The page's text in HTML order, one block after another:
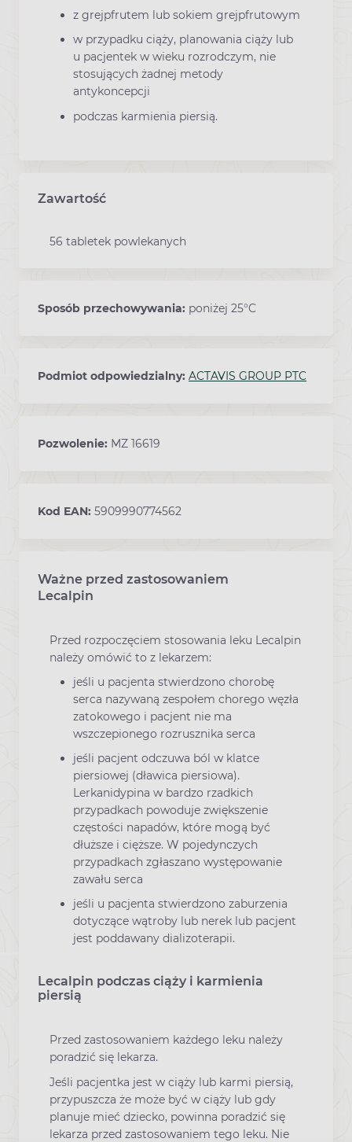
z grejpfrutem lub sokiem grejpfrutowym
w przypadku ciąży, planowania ciąży lub
u pacjentek w wieku rozrodczym, nie
stosujących żadnej metody
antykoncepcji
podczas karmienia piersią.
Zawartość
56 tabletek powlekanych
Sposób przechowywania: poniżej 25°C
Podmiot odpowiedzialny: ACTAVIS GROUP PTC
Pozwolenie: MZ 16619
Kod EAN: 5909990774562
Ważne przed zastosowaniem
Ostrzeżenia dotyczące stosowania leku
Lecalpin
Przed rozpoczęciem stosowania leku Lecalpin
należy omówić to z lekarzem:
jeśli u pacjenta stwierdzono chorobę
serca nazywaną zespołem chorego węzła
zatokowego i pacjent nie ma
wszczepionego rozrusznika serca
jeśli pacjent odczuwa ból w klatce
piersiowej (dławica piersiowa).
Lerkanidypina w bardzo rzadkich
przypadkach powoduje zwiększenie
częstości napadów, które mogą być
dłuższe i cięższe. W pojedynczych
przypadkach zgłaszano występowanie
zawału serca
jeśli u pacjenta stwierdzono zaburzenia
dotyczące wątroby lub nerek lub pacjent
jest poddawany dializoterapii.
Lecalpin podczas ciąży i karmienia
piersią
Przed zastosowaniem każdego leku należy
poradzić się lekarza.
Jeśli pacjentka jest w ciąży lub karmi piersią,
przypuszcza że może być w ciąży lub gdy
planuje mieć dziecko, powinna poradzić się
lekarza przed zastosowaniem tego leku. Nie